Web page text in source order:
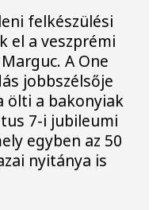
felkészülési
el a veszprémi
A One
jobbszélsője
ölti a bakonyiak
7-i jubileumi
egyben az 50
nyitánya is